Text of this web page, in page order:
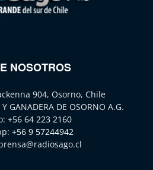
NOSOTROS
904, Osorno, Chile
GANADERA DE OSORNO A.G.
+56 64 223 2160
+56 9 57244942